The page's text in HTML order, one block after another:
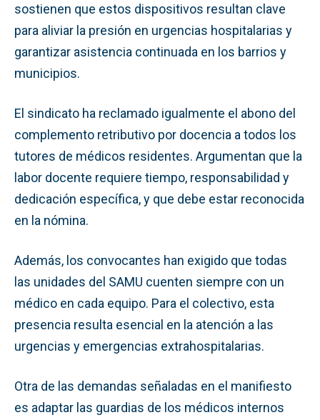
sostienen que estos dispositivos resultan clave
para aliviar la presión en urgencias hospitalarias y
garantizar asistencia continuada en los barrios y
municipios.
El sindicato ha reclamado igualmente el abono del
complemento retributivo por docencia a todos los
tutores de médicos residentes. Argumentan que la
labor docente requiere tiempo, responsabilidad y
dedicación específica, y que debe estar reconocida
en la nómina.
Además, los convocantes han exigido que todas
las unidades del SAMU cuenten siempre con un
médico en cada equipo. Para el colectivo, esta
presencia resulta esencial en la atención a las
urgencias y emergencias extrahospitalarias.
Otra de las demandas señaladas en el manifiesto
es adaptar las guardias de los médicos internos